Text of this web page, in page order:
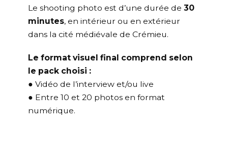
Le shooting photo est d’une durée de 30
minutes, en intérieur ou en extérieur
dans la cité médiévale de Crémieu.
Le format visuel final comprend selon
le pack choisi :
● Vidéo de l’interview et/ou live
● Entre 10 et 20 photos en format
numérique.